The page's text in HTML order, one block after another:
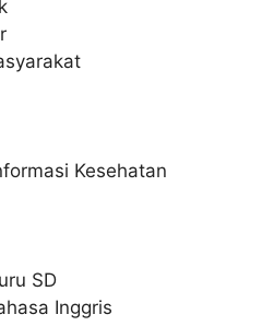
Kesehatan
SD
Inggris